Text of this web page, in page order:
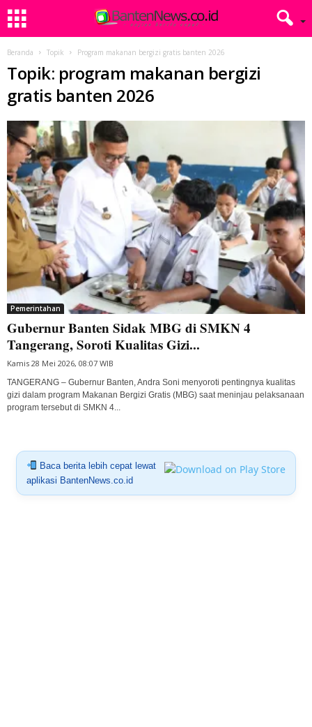
Beranda Topik Program makanan bergizi gratis banten 2026
Topik: program makanan bergizi
gratis banten 2026
Pemerintahan
Gubernur Banten Sidak MBG di SMKN 4
Tangerang, Soroti Kualitas Gizi...
Kamis 28 Mei 2026, 08:07 WIB
TANGERANG – Gubernur Banten, Andra Soni menyoroti pentingnya kualitas
gizi dalam program Makanan Bergizi Gratis (MBG) saat meninjau pelaksanaan
program tersebut di SMKN 4...
Baca berita lebih cepat lewat
aplikasi BantenNews.co.id